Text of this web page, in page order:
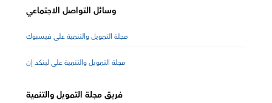
وسائل التواصل الاجتماعي
مجلة التمويل والتنمية على فيسبوك
مجلة التمويل والتنمية على لينكد إن
فريق مجلة التمويل والتنمية